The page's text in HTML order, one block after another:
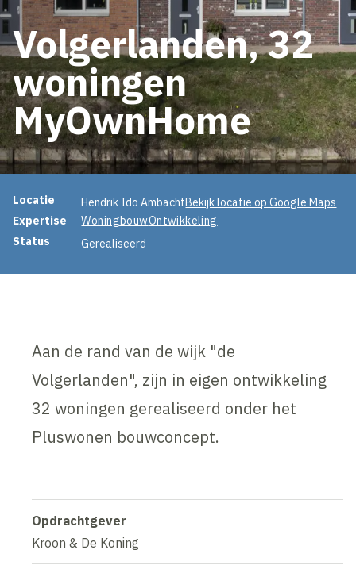
Volgerlanden, 32
woningen
MyOwnHome
Projectinformatie
Locatie Hendrik Ido AmbachtBekijk locatie op Google Maps
Expertise
WoningbouwOntwikkeling
Status
Gerealiseerd
Aan de rand van de wijk "de
Volgerlanden", zijn in eigen ontwikkeling
32 woningen gerealiseerd onder het
Pluswonen bouwconcept.
Opdrachtgever
Kroon & De Koning